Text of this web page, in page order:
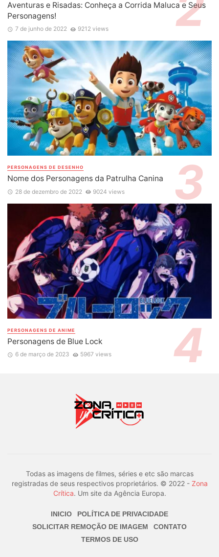
Aventuras e Risadas: Conheça a Corrida Maluca e Seus
Personagens!
7 de junho de 2022 9212 views
PERSONAGENS DE DESENHO
Nome dos Personagens da Patrulha Canina
28 de dezembro de 2022 9024 views
PERSONAGENS DE ANIME
Personagens de Blue Lock
6 de março de 2023 5967 views
Todas as imagens de filmes, séries e etc são marcas
registradas de seus respectivos proprietários. © 2022 - Zona
Crítica. Um site da Agência Europa.
INICIO
POLÍTICA DE PRIVACIDADE
SOLICITAR REMOÇÃO DE IMAGEM
CONTATO
TERMOS DE USO